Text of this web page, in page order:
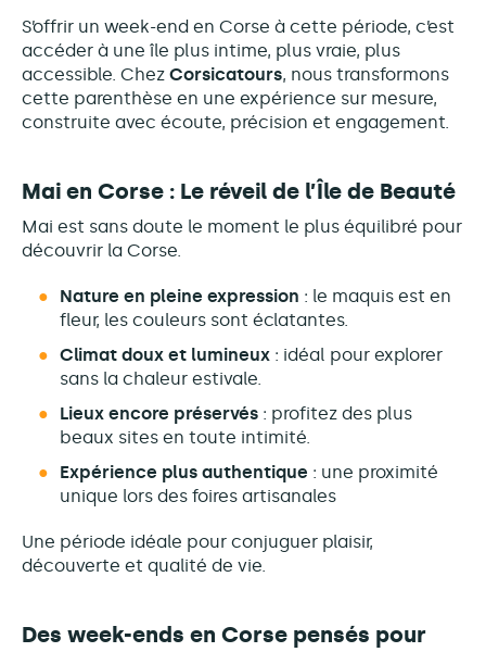
S’offrir un week-end en Corse à cette période, c’est
accéder à une île plus intime, plus vraie, plus
accessible. Chez Corsicatours, nous transformons
cette parenthèse en une expérience sur mesure,
construite avec écoute, précision et engagement.
Mai en Corse : Le réveil de l’Île de Beauté
Mai est sans doute le moment le plus équilibré pour
découvrir la Corse.
Nature en pleine expression : le maquis est en
fleur, les couleurs sont éclatantes.
Climat doux et lumineux : idéal pour explorer
sans la chaleur estivale.
Lieux encore préservés : profitez des plus
beaux sites en toute intimité.
Expérience plus authentique : une proximité
unique lors des foires artisanales
Une période idéale pour conjuguer plaisir,
découverte et qualité de vie.
Des week-ends en Corse pensés pour